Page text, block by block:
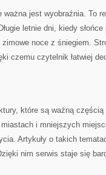
jest wyobraźnia. To
letnie dni, kiedy
noce z śniegiem.
czemu czytelnik łatwiej
które są ważną
i mniejszych
Artykuły o takich
nim serwis staje się